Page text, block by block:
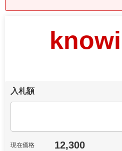
入札額
現在価格 12,300